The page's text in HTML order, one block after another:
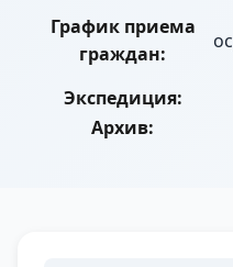
График приема
граждан:
Экспедиция:
Архив: